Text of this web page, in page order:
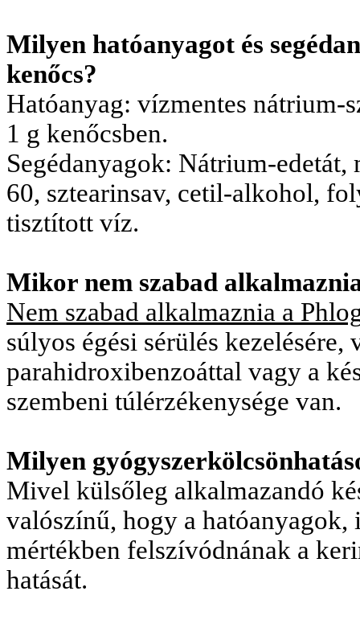
Milyen hatóanyagot és
kenőcs?
Hatóanyag: vízmentes nátrium-
1 g kenőcsben.
Segédanyagok: Nátrium-edetát,
60, sztearinsav, cetil-alkohol,
tisztított víz.
Mikor nem szabad
Nem szabad alkalmaznia a
súlyos égési sérülés
parahidroxibenzoáttal vagy a
szembeni túlérzékenysége van.
Milyen
Mivel külsőleg alkalmazandó
valószínű, hogy a
mértékben felszívódnának a
hatását.